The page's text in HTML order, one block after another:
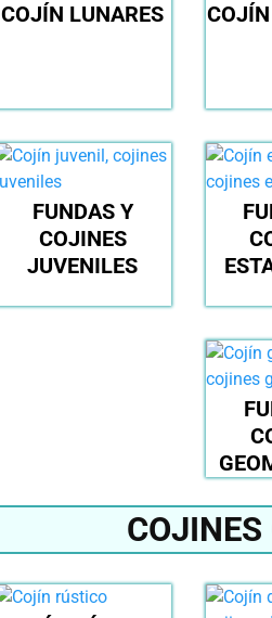
COJÍN LUNARES
FUNDAS Y
COJINES
JUVENILES